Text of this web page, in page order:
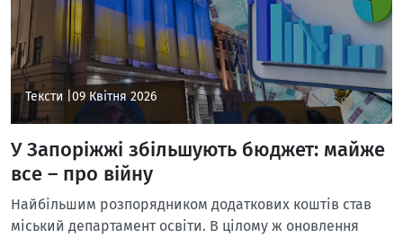
Тексти | 09 Квітня 2026
У Запоріжжі збільшують бюджет: майже
все – про війну
Найбільшим розпорядником додаткових коштів став
міський департамент освіти. В цілому ж оновлення